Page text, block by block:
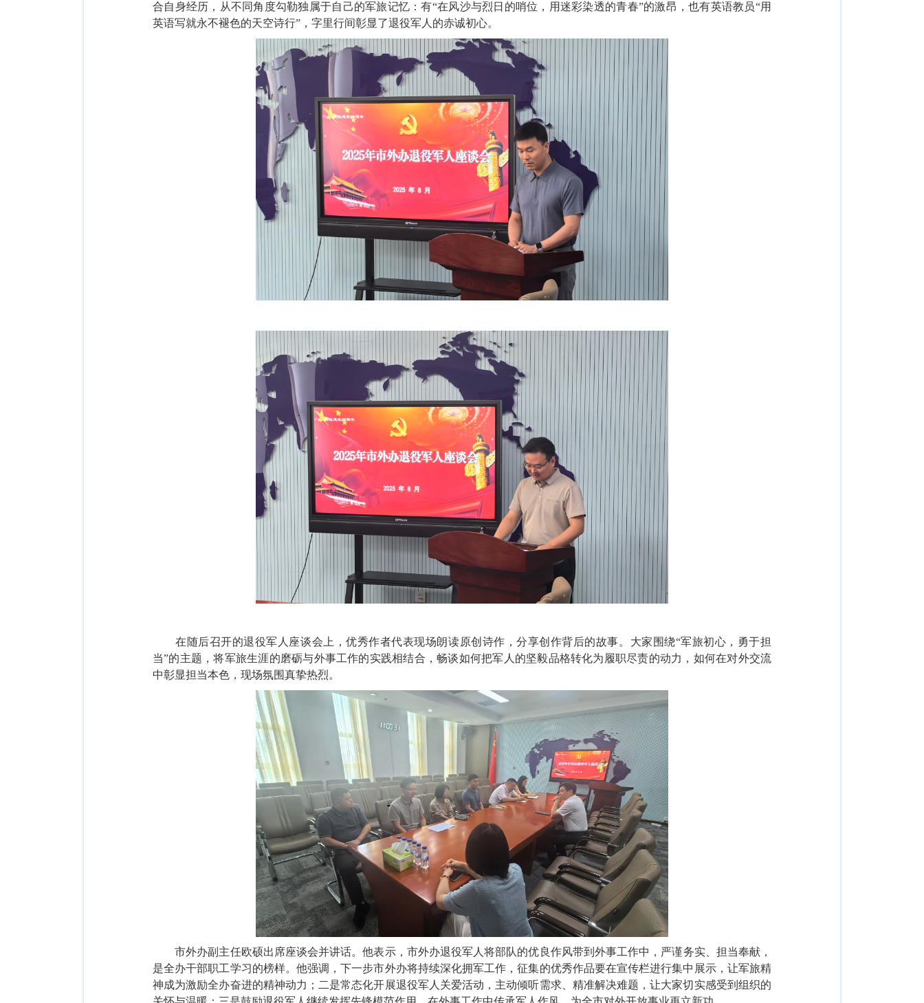
合自身经历，从不同角度勾勒独属于自己的军旅记忆：有“在风沙与烈日的哨位，用迷彩染透的青春”的激昂，也有英语教员“用
英语写就永不褪色的天空诗行” ，字里行间彰显了退役军人的赤诚初心。
在随后召开的退役军人座谈会上，优秀作者代表现场朗读原创诗作，分享创作背后的故事。大家围绕“军旅初心，勇于担
当”的主题，将军旅生涯的磨砺与外事工作的实践相结合，畅谈如何把军人的坚毅品格转化为履职尽责的动力，如何在对外交流
中彰显担当本色，现场氛围真挚热烈。
市外办副主任欧硕出席座谈会并讲话。他表示，市外办退役军人将部队的优良作风带到外事工作中，严谨务实、担当奉献，
是全办干部职工学习的榜样。他强调，下一步市外办将持续深化拥军工作，征集的优秀作品要在宣传栏进行集中展示，让军旅精
神成为激励全办奋进的精神动力；二是常态化开展退役军人关爱活动，主动倾听需求、精准解决难题，让大家切实感受到组织的